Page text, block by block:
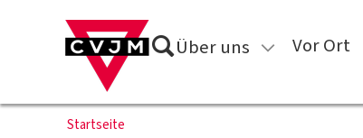
Direkt zum Inhalt springen
Suche
Über uns Vor Ort
Startseite